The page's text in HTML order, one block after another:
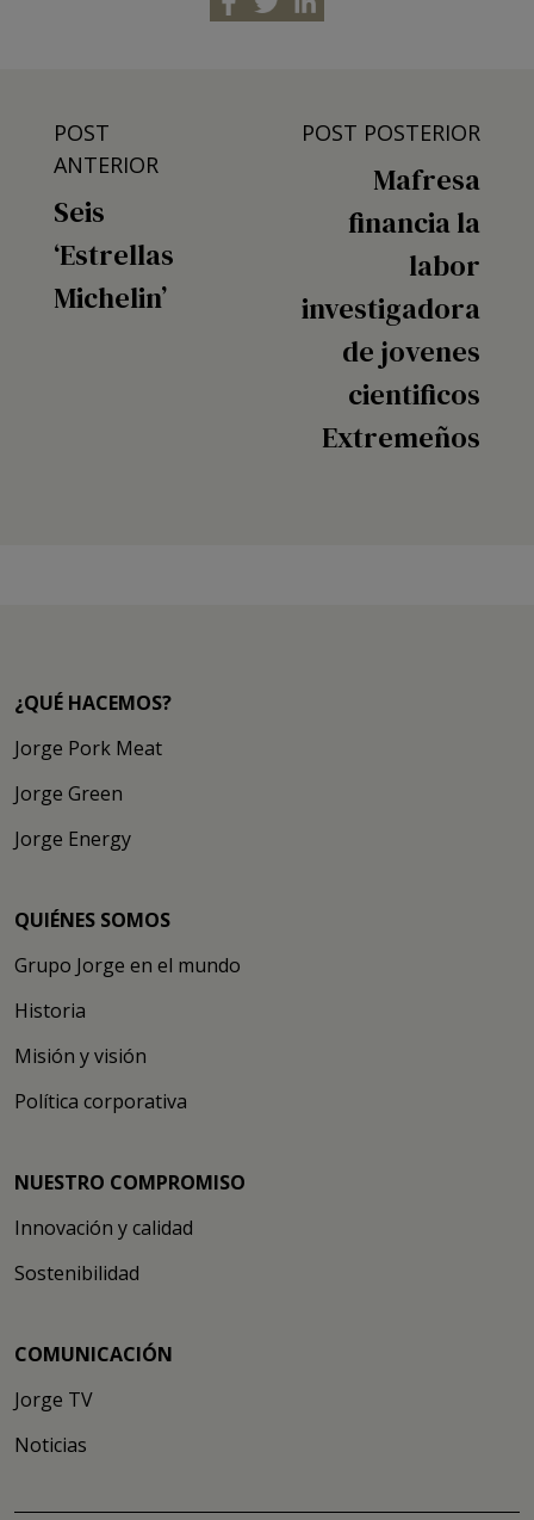
POST
ANTERIOR
Seis
‘Estrellas
Michelin’
POST POSTERIOR
Mafresa
financia la
labor
investigadora
de jovenes
cientificos
Extremeños
¿QUÉ HACEMOS?
Jorge Pork Meat
Jorge Green
Jorge Energy
QUIÉNES SOMOS
Grupo Jorge en el mundo
Historia
Misión y visión
Política corporativa
NUESTRO COMPROMISO
Innovación y calidad
Sostenibilidad
COMUNICACIÓN
Jorge TV
Noticias